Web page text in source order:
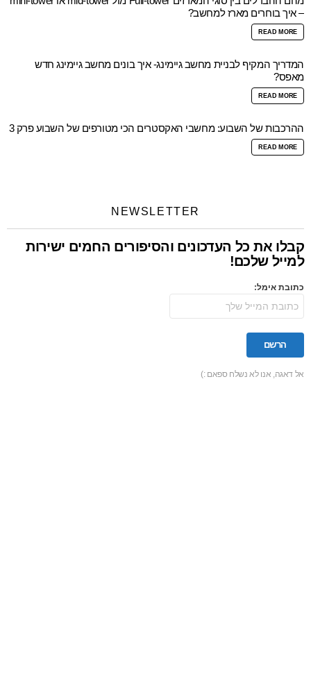
– איך בוחרים מארז למחשב?
READ MORE
המדריך המקיף לבניית מחשב גיימינג- איך בונים מחשב גיימינג חדש
מאפס?
READ MORE
ההרכבות של השבוע: מחשבי האקסטרים הכי מטורפים של השבוע פרק 3
READ MORE
NEWSLETTER
קבלו את כל העדכונים והסיפורים החמים ישירות
למייל שלכם!
כתובת אימל:
אל דאגה, אנו לא נשלח ספאם :)